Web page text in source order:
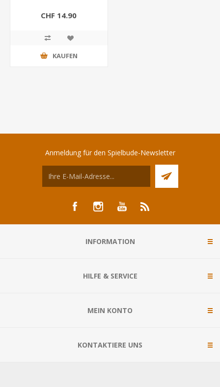
CHF 14.90
KAUFEN
Anmeldung für den Spielbude-Newsletter
INFORMATION
HILFE & SERVICE
MEIN KONTO
KONTAKTIERE UNS